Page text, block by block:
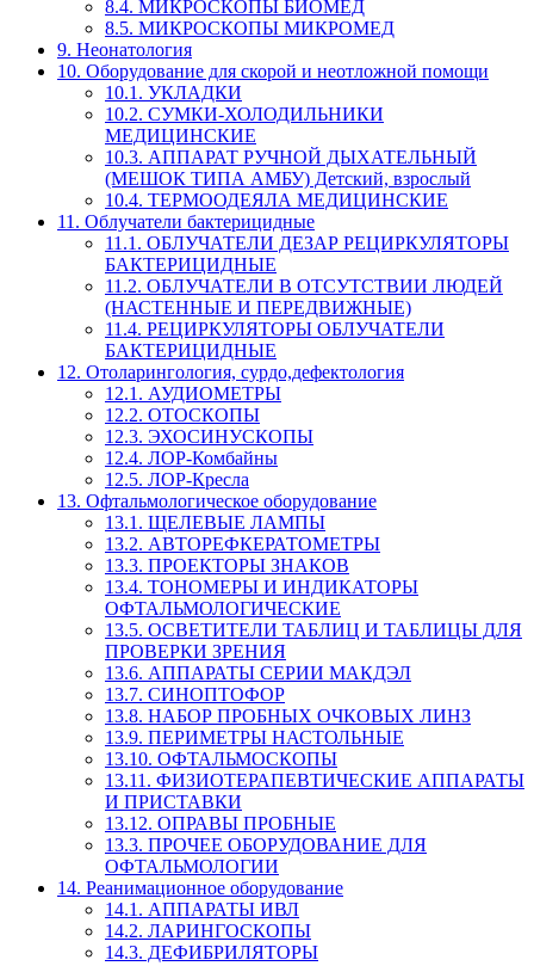
8.4. МИКРОСКОПЫ БИОМЕД
8.5. МИКРОСКОПЫ МИКРОМЕД
9. Неонатология
10. Оборудование для скорой и неотложной помощи
10.1. УКЛАДКИ
10.2. СУМКИ-ХОЛОДИЛЬНИКИ
МЕДИЦИНСКИЕ
10.3. АППАРАТ РУЧНОЙ ДЫХАТЕЛЬНЫЙ
(МЕШОК ТИПА АМБУ) Детский, взрослый
10.4. ТЕРМООДЕЯЛА МЕДИЦИНСКИЕ
11. Облучатели бактерицидные
11.1. ОБЛУЧАТЕЛИ ДЕЗАР РЕЦИРКУЛЯТОРЫ
БАКТЕРИЦИДНЫЕ
11.2. ОБЛУЧАТЕЛИ В ОТСУТСТВИИ ЛЮДЕЙ
(НАСТЕННЫЕ И ПЕРЕДВИЖНЫЕ)
11.4. РЕЦИРКУЛЯТОРЫ ОБЛУЧАТЕЛИ
БАКТЕРИЦИДНЫЕ
12. Отоларингология, сурдо,дефектология
12.1. АУДИОМЕТРЫ
12.2. ОТОСКОПЫ
12.3. ЭХОСИНУСКОПЫ
12.4. ЛОР-Комбайны
12.5. ЛОР-Кресла
13. Офтальмологическое оборудование
13.1. ЩЕЛЕВЫЕ ЛАМПЫ
13.2. АВТОРЕФКЕРАТОМЕТРЫ
13.3. ПРОЕКТОРЫ ЗНАКОВ
13.4. ТОНОМЕРЫ И ИНДИКАТОРЫ
ОФТАЛЬМОЛОГИЧЕСКИЕ
13.5. ОСВЕТИТЕЛИ ТАБЛИЦ И ТАБЛИЦЫ ДЛЯ
ПРОВЕРКИ ЗРЕНИЯ
13.6. АППАРАТЫ СЕРИИ МАКДЭЛ
13.7. СИНОПТОФОР
13.8. НАБОР ПРОБНЫХ ОЧКОВЫХ ЛИНЗ
13.9. ПЕРИМЕТРЫ НАСТОЛЬНЫЕ
13.10. ОФТАЛЬМОСКОПЫ
13.11. ФИЗИОТЕРАПЕВТИЧЕСКИЕ АППАРАТЫ
И ПРИСТАВКИ
13.12. ОПРАВЫ ПРОБНЫЕ
13.3. ПРОЧЕЕ ОБОРУДОВАНИЕ ДЛЯ
ОФТАЛЬМОЛОГИИ
14. Реанимационное оборудование
14.1. АППАРАТЫ ИВЛ
14.2. ЛАРИНГОСКОПЫ
14.3. ДЕФИБРИЛЯТОРЫ